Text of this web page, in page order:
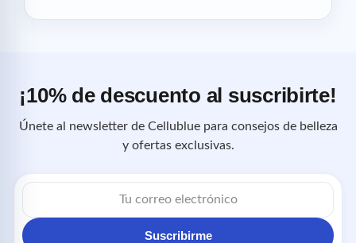
¡10% de descuento al suscribirte!
Únete al newsletter de Cellublue para consejos de belleza
y ofertas exclusivas.
Correo
electrónico
Suscribirme